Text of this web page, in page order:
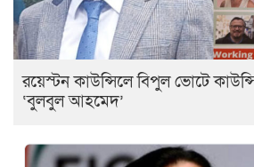
রয়েস্টন কাউন্সিলে বিপুল ভোটে
‘বুলবুল আহমেদ’